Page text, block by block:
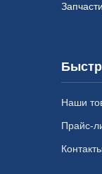
Наши
Прайс-
Контакты